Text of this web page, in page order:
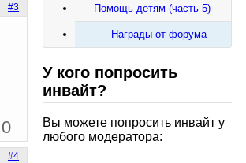
#3
0
#4
Помощь детям (часть 5)
Награды от форума
У кого попросить
инвайт?
Вы можете попросить инвайт у
любого модератора: